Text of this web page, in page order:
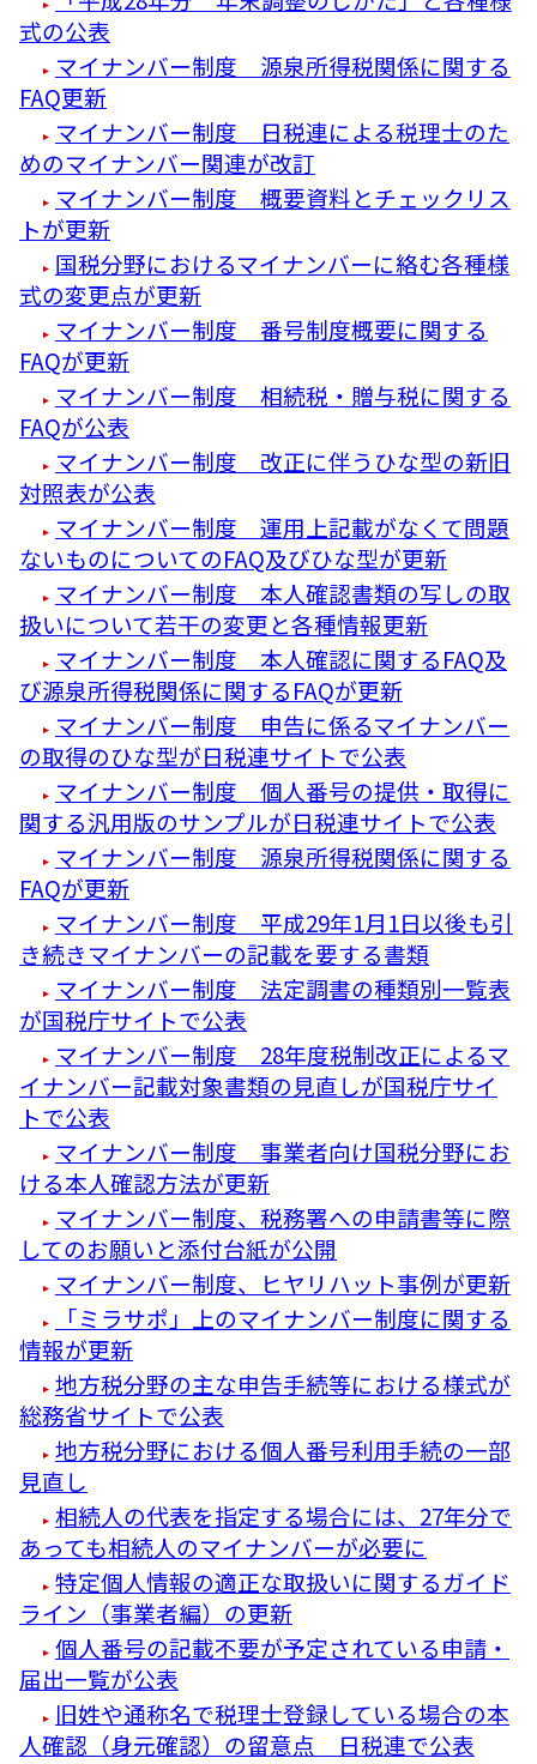
式の公表
マイナンバー制度 源泉所得税関係に関する
FAQ更新
マイナンバー制度 日税連による税理士のた
めのマイナンバー関連が改訂
マイナンバー制度 概要資料とチェックリス
トが更新
国税分野におけるマイナンバーに絡む各種様
式の変更点が更新
マイナンバー制度 番号制度概要に関する
FAQが更新
マイナンバー制度 相続税・贈与税に関する
FAQが公表
マイナンバー制度 改正に伴うひな型の新旧
対照表が公表
マイナンバー制度 運用上記載がなくて問題
ないものについてのFAQ及びひな型が更新
マイナンバー制度 本人確認書類の写しの取
扱いについて若干の変更と各種情報更新
マイナンバー制度 本人確認に関するFAQ及
び源泉所得税関係に関するFAQが更新
マイナンバー制度 申告に係るマイナンバー
の取得のひな型が日税連サイトで公表
マイナンバー制度 個人番号の提供・取得に
関する汎用版のサンプルが日税連サイトで公表
マイナンバー制度 源泉所得税関係に関する
FAQが更新
マイナンバー制度 平成29年1月1日以後も引
き続きマイナンバーの記載を要する書類
マイナンバー制度 法定調書の種類別一覧表
が国税庁サイトで公表
マイナンバー制度 28年度税制改正によるマ
イナンバー記載対象書類の見直しが国税庁サイ
トで公表
マイナンバー制度 事業者向け国税分野にお
ける本人確認方法が更新
マイナンバー制度、税務署への申請書等に際
してのお願いと添付台紙が公開
マイナンバー制度、ヒヤリハット事例が更新
「ミラサポ」上のマイナンバー制度に関する
情報が更新
地方税分野の主な申告手続等における様式が
総務省サイトで公表
地方税分野における個人番号利用手続の一部
見直し
相続人の代表を指定する場合には、27年分で
あっても相続人のマイナンバーが必要に
特定個人情報の適正な取扱いに関するガイド
ライン（事業者編）の更新
個人番号の記載不要が予定されている申請・
届出一覧が公表
旧姓や通称名で税理士登録している場合の本
人確認（身元確認）の留意点 日税連で公表